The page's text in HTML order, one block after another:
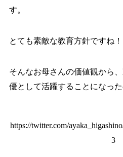
す。
とても素敵な教育方針ですね！
そんなお母さんの価値観から
優として活躍することになった
https://twitter.com/
3